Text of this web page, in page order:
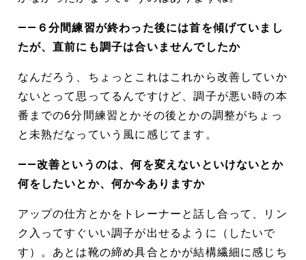
――６分間練習が終わった後には首を傾げていまし
たが、直前にも調子は合いませんでしたか
なんだろう、ちょっとこれはこれから改善していか
ないとって思ってるんですけど、調子が悪い時の本
番までの6分間練習とかその後とかの調整がちょっ
と未熟だなっていう風に感じてます。
――改善というのは、何を変えないといけないとか
何をしたいとか、何か今ありますか
アップの仕方とかをトレーナーと話し合って、リン
ク入ってすぐいい調子が出せるように（したいで
す）。あとは靴の締め具合とかが結構繊細に感じち